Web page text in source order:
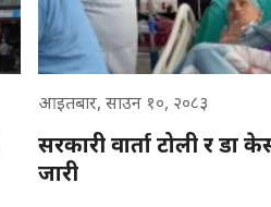
आइतबार, साउन १०, २०८३
सरकारी वार्ता टोली र
जारी